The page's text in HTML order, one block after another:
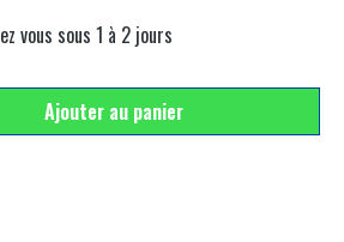
vous sous 1 à 2 jours
quantité souhaitée ou
Ajouter au panier